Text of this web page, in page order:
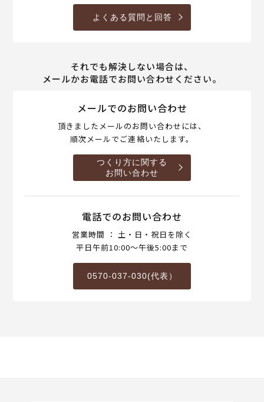
よくある質問と回答
それでも解決しない場合は、
メールかお電話でお問い合わせください。
メールでのお問い合わせ
頂きましたメールのお問い合わせには、
順次メールでご連絡いたします。
つくり方に関する
お問い合わせ
電話でのお問い合わせ
営業時間 ： 土・日・祝日を除く
平日午前10:00～午後5:00まで
0570-037-030(代表）